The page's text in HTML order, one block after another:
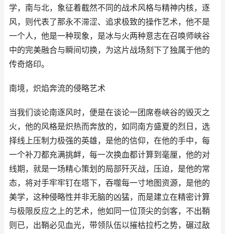
学，南与北，象征着截然不同的战术风格与精神内核，逐
风，则代表了那永不滞涩、追求极致的操作艺术，他不是
一个人，他是一种现象，是冰与火两种意志在召唤师峡谷
中的完美融合与瞬间切换，为这片战场刻下了独属于他的
传奇烙印。
南境，炽焰奔流的侵略艺术
当我们谈论南逐风时，便是在谈论一团席卷峡谷的毁灭之
火，他的风格是炽热而奔放的，如同南方盛夏的烈日，选
择线上压制力极强的英雄，是他的信仰，在他的手中，每
一个补刀都充满挑衅，每一次换血都计算到毫厘，他的对
线期，就是一场精心策划的局部歼灭战，压迫，是他的常
态，将对手牢牢钉在塔下，吞噬每一寸地图资源，是他的
美学，这种侵略性并非无脑的凶猛，而是建立在精密计算
与极限反应之上的艺术，他如同一位顶尖的剑客，不出鞘
则已，出鞘必见血光，带领队伍以摧枯拉朽之势，碾过敌